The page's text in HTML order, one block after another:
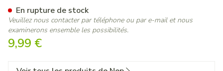
9,99 €
En rupture de stock
Veuillez nous contacter par téléphone ou par e-mail et nous
examinerons ensemble les possibilités.